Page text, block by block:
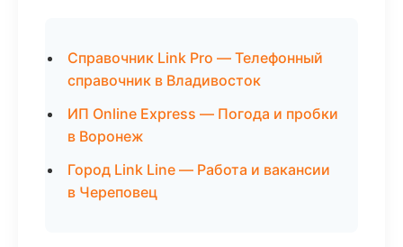
Справочник Link Pro — Телефонный
справочник в Владивосток
ИП Online Express — Погода и пробки
в Воронеж
Город Link Line — Работа и вакансии
в Череповец